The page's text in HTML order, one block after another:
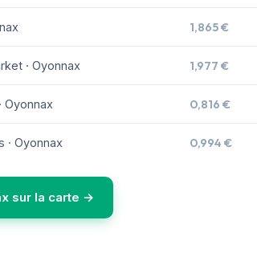
1,865 €
· Oyonnax 1,977 €
Oyonnax 0,816 €
· Oyonnax 0,994 €
sur la carte →